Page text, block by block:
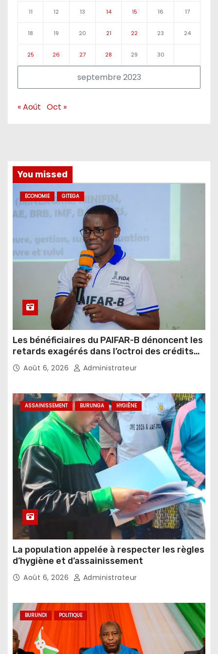
septembre 2023
11 12 13 14 15 16 17
18 19 20 21 22 23 24
25 26 27 28 29 30
« Août Oct »
You missed
ECONOMIE GITEGA
Les bénéficiaires du PAIFAR-B dénoncent les
retards exagérés dans l’octroi des crédits
agricoles
Août 6, 2026 Administrateur
ASSAINISSEMENT BURUNGA HYGIÈNE
La population appelée à respecter les règles
d’hygiène et d’assainissement
Août 6, 2026 Administrateur
BURUNDI POLITIQUE